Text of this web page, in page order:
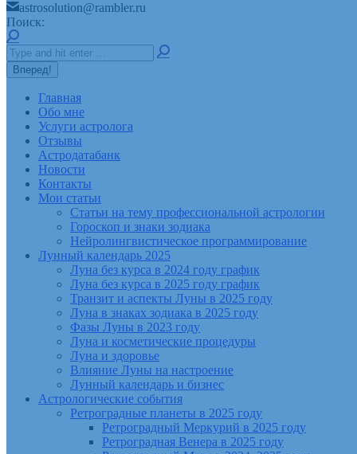
astrosolution@rambler.ru
Поиск:
Главная
Обо мне
Услуги астролога
Отзывы
Астродатабанк
Новости
Контакты
Мои статьи
Статьи на тему профессиональной астрологии
Гороскоп и знаки зодиака
Нейролингвистическое программирование
Лунный календарь 2025
Луна без курса в 2024 году график
Луна без курса в 2025 году график
Транзит и аспекты Луны в 2025 году
Луна в знаках зодиака в 2025 году
Фазы Луны в 2023 году
Луна и косметические процедуры
Луна и здоровье
Влияние Луны на настроение
Лунный календарь и бизнес
Астрологические события
Ретроградные планеты в 2025 году
Ретроградный Меркурий в 2025 году
Ретроградная Венера в 2025 году